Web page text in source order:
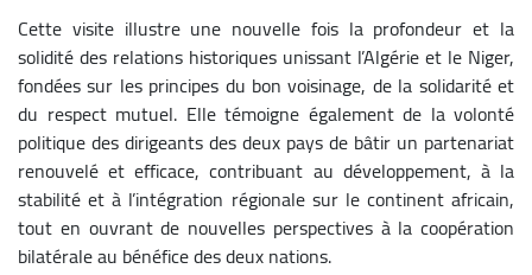
Cette visite illustre une nouvelle fois la profondeur et la
solidité des relations historiques unissant l’Algérie et le Niger,
fondées sur les principes du bon voisinage, de la solidarité et
du respect mutuel. Elle témoigne également de la volonté
politique des dirigeants des deux pays de bâtir un partenariat
renouvelé et efficace, contribuant au développement, à la
stabilité et à l’intégration régionale sur le continent africain,
tout en ouvrant de nouvelles perspectives à la coopération
bilatérale au bénéfice des deux nations.